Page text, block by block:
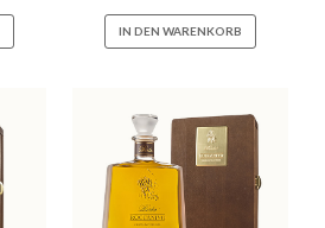
IN DEN WARENKORB